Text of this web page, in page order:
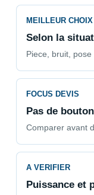
MEILLEUR CHOIX
Selon la
Piece, bruit,
FOCUS DEVIS
Pas de
Comparer avant
A VERIFIER
Puissance et